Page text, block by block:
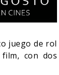
juego de rol
con dos